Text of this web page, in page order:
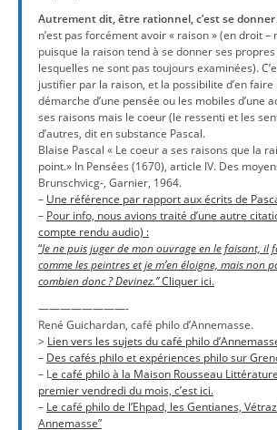
Autrement dit, être rationnel, c’est se donner
n’est pas forcément avoir « raison » (en droit
puisque la raison tend à se donner ses
lesquelles ne sont pas toujours examinées).
justifier par la raison, et la possibilite d’en faire
démarche d’une pensée ou les mobiles d’une
ses raisons mais le coeur (le ressenti et les
d’autres, dit en substance Pascal.
Blaise Pascal « Le coeur a ses raisons que la
point.» In Pensées (1670), article IV. Des
Brunschvicg-, Garnier, 1964.
– Une référence par rapport aux écrits de
– Pour info, nous avions traité d’une autre
compte rendu audio) :
“Je ne puis juger de mon ouvrage en le faisant, il
comme les peintres et je m’en éloigne, mais non
combien donc ? Devinez.”Cliquer ici.
————————-
René Guichardan, café philo d’Annemasse.
> Lien vers les sujets du café philo
– Des cafés philo et expériences philo sur
– Le café philo à la Maison Rousseau
premier vendredi du mois, c’est ici.
– Le café philo de l’Ehpad, les Gentianes,
Annemasse”